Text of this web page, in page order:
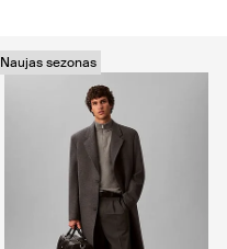
Naujas sezonas